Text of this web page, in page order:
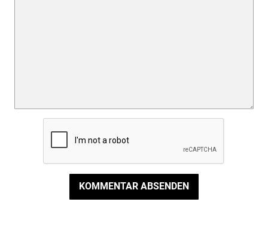
KOMMENTAR ABSENDEN